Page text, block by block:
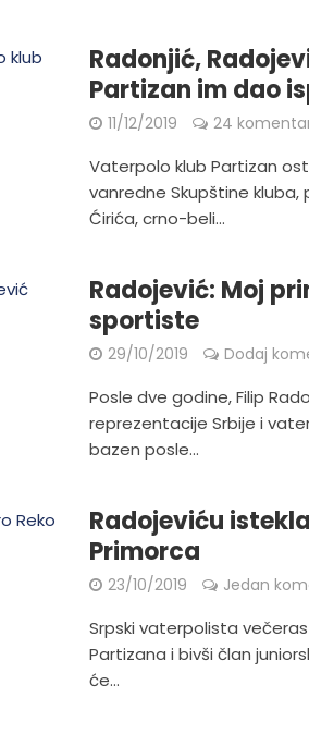
Radonjić,
Partizan im dao
11/12/2019 24
Vaterpolo klub Partizan
vanredne Skupštine
Ćirića, crno-beli...
Radojević: Moj
sportiste
29/10/2019 Dodaj
Posle dve godine, Filip
reprezentacije Srbije i
bazen posle...
Radojeviću
Primorca
23/10/2019 Jedan
Srpski vaterpolista
Partizana i bivši član
će...